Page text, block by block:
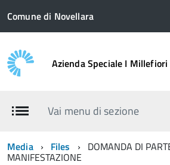
Comune di Novellara
Azienda Speciale I Millefiori
Vai menu di sezione
Media Files DOMANDA DI
MANIFESTAZIONE